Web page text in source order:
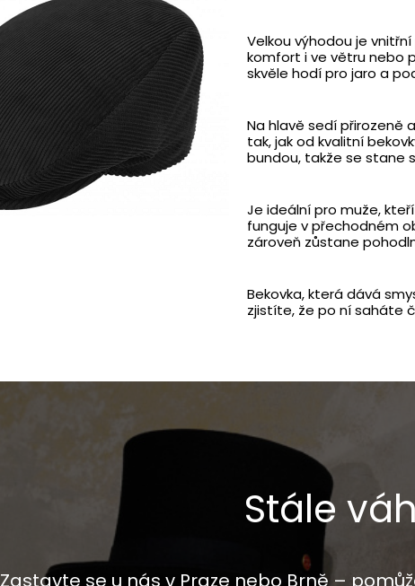
Velkou výhodou je
komfort i ve větru nebo
skvěle hodí pro jaro a
Na hlavě sedí přirozeně
tak, jak od kvalitní
bundou, takže se stane
Je ideální pro muže,
funguje v přechodném
zároveň zůstane
Bekovka, která dává
zjistíte, že po ní saháte
Stále